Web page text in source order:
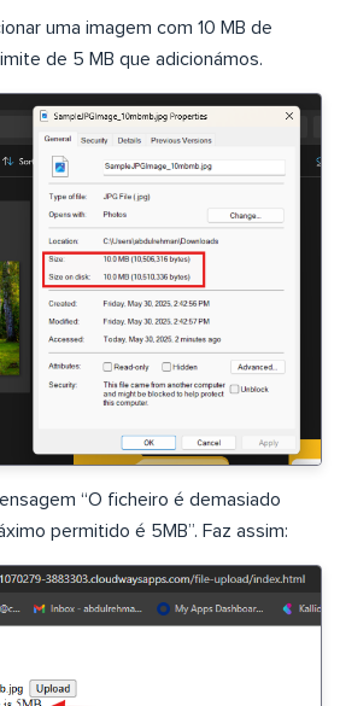
uma imagem com 10 MB de
de 5 MB que adicionámos.
“O ficheiro é demasiado
permitido é 5MB”. Faz assim: